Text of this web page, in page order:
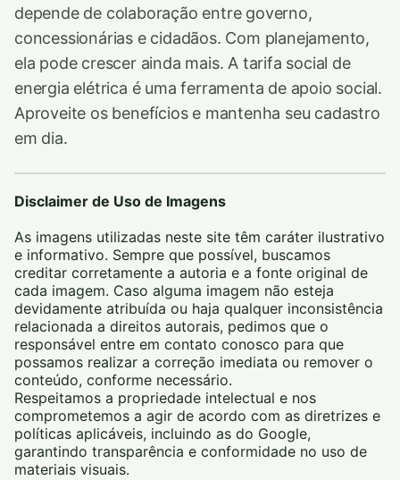
depende de colaboração entre governo,
concessionárias e cidadãos. Com planejamento,
ela pode crescer ainda mais. A tarifa social de
energia elétrica é uma ferramenta de apoio social.
Aproveite os benefícios e mantenha seu cadastro
em dia.
Disclaimer de Uso de Imagens
As imagens utilizadas neste site têm caráter ilustrativo
e informativo. Sempre que possível, buscamos
creditar corretamente a autoria e a fonte original de
cada imagem. Caso alguma imagem não esteja
devidamente atribuída ou haja qualquer inconsistência
relacionada a direitos autorais, pedimos que o
responsável entre em contato conosco para que
possamos realizar a correção imediata ou remover o
conteúdo, conforme necessário.
Respeitamos a propriedade intelectual e nos
comprometemos a agir de acordo com as diretrizes e
políticas aplicáveis, incluindo as do Google,
garantindo transparência e conformidade no uso de
materiais visuais.